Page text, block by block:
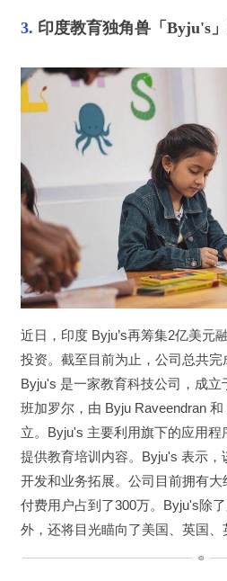
3. 印度教育独角兽「Byju's
近日，印度 Byju’s再筹集2亿美元
投资。截至目前为止，公司总共完
Byju's 是一家教育科技公司，成
班加罗尔，由 Byju Raveendran
立。Byju's 主要利用旗下的应用程
提供教育培训内容。Byju's 表示，
开发和业务拓展。公司目前拥有大
付费用户占到了300万。Byju's除
外，还将目光瞄向了美国、英国、